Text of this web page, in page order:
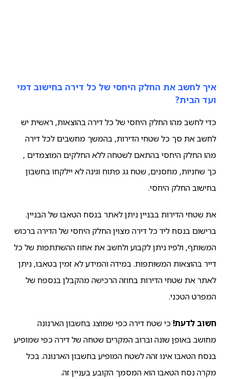
איך לחשב את החלק היחסי של כל דירה בחישוב דמי
ועד הבית?
כדי לחשב מהו החלק היחסי של כל דירה בהוצאות, ראשית יש
לחשב את סך כל שטחי הדירות, בהמשך מחשבים לכל דירה
מהו החלק היחסי בהתאם לשטחה ללא החלקים המוצמדים ,
כך שחניות, מחסנים, שטח גג פתוח וגינה לא יילקחו בחשבון
בחישוב החלק היחסי.
את שטחי הדירות בבניין ניתן לאתר בנסח הטאבו של הבניין.
ברישום בנסח ליד כל דירה מצוין החלק היחסי של הדירה ברכוש
המשותף, ולפיו ניתן לקבוע ולחשב את אחוז ההשתתפות של כל
דייר בהוצאות המשותפות. במידה והמידע לא זמין בטאבו, ניתן
לאתר את שטחי הדירות בחוזה הרכישה מהקבלן בנספח של
המפרט הטכני.
חשוב לדעת! כי שטח דירה כפי שמוצג בחשבון הארנונה
מחושב באופן שונה וברוב המקרים שטחה של דירה כפי שמופיע
בנסח הטאבו אינו זהה לשטח המופיע בחשבון הארנונה. בכל
מקרה נסח הטאבו הוא המסמך הקובע בעניין זה.